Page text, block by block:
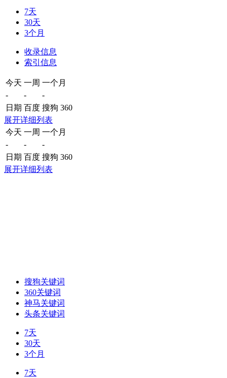
7天
30天
3个月
收录信息
索引信息
今天 一周 一个月
-
-
-
日期 百度 搜狗 360
展开详细列表
今天 一周 一个月
-
-
-
日期 百度 搜狗 360
展开详细列表
搜狗关键词
360关键词
神马关键词
头条关键词
7天
30天
3个月
7天